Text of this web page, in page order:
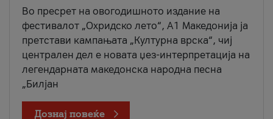
Во пресрет на овогодишното издание на
фестивалот „Охридско лето“, А1 Македонија ја
претстави кампањата „Културна врска“, чиј
централен дел е новата џез-интерпретација на
легендарната македонска народна песна
„Билјан
Дознај повеќе